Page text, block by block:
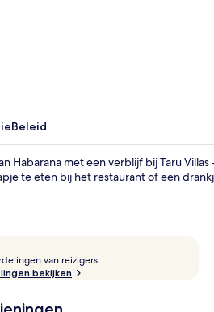
Beleid
Habarana met een verblijf bij Taru
te eten bij het restaurant of een
van reizigers
bekijken